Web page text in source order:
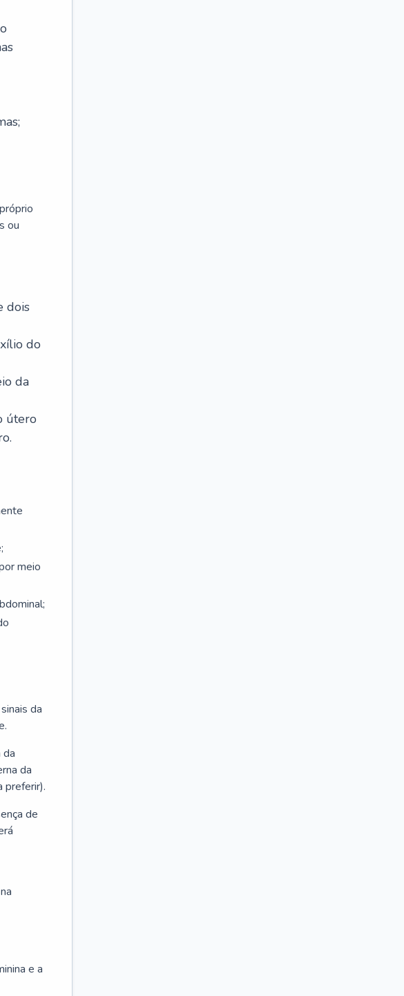
ou
dois
do
da
útero
meio
da
da
da
preferir).
de
e a